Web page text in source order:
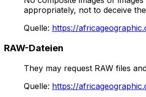
appropriately, not to deceive
Quelle: https://
RAW-Dateien
They may request RAW files
Quelle: https://